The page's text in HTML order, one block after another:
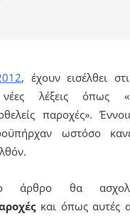
, έχουν εισέλθει
λέξεις όπως
παροχές».
ωστόσο
άρθρο θα
και όπως αυτές